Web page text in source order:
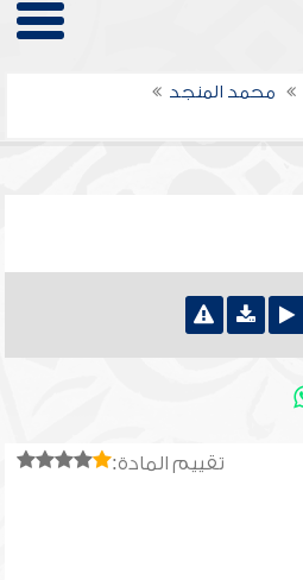
محمد المنجد
تقييم المادة: